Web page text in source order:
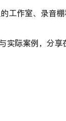
作室、录音
际案例，分享